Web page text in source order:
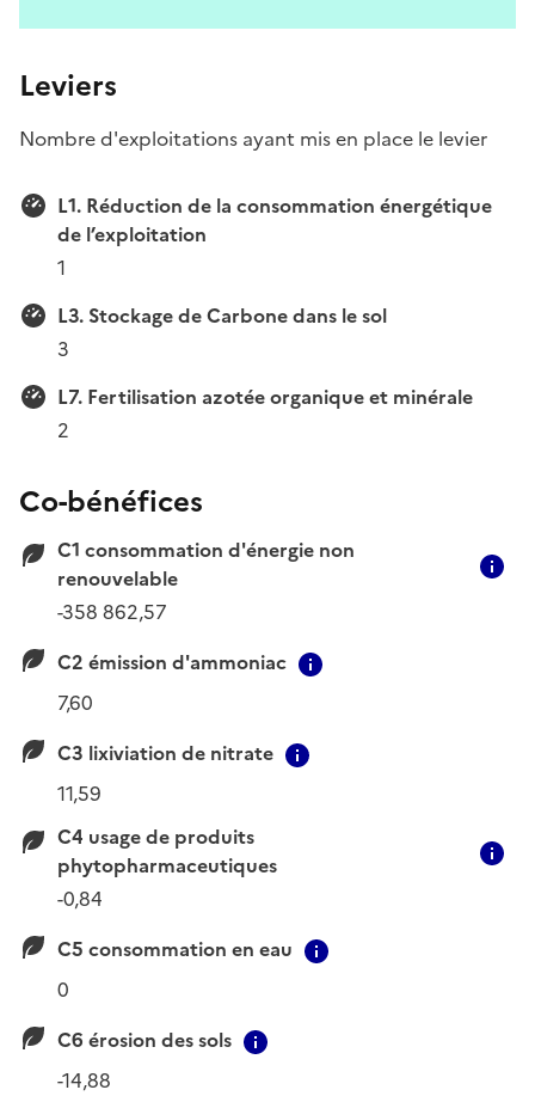
Leviers
Nombre d'exploitations ayant mis en place le levier
L1. Réduction de la consommation énergétique
de l’exploitation
1
L3. Stockage de Carbone dans le sol
3
L7. Fertilisation azotée organique et minérale
2
Co-bénéfices
C1 consommation d'énergie non
renouvelable
-358 862,57
C2 émission d'ammoniac
7,60
C3 lixiviation de nitrate
11,59
C4 usage de produits
phytopharmaceutiques
-0,84
C5 consommation en eau
0
C6 érosion des sols
-14,88